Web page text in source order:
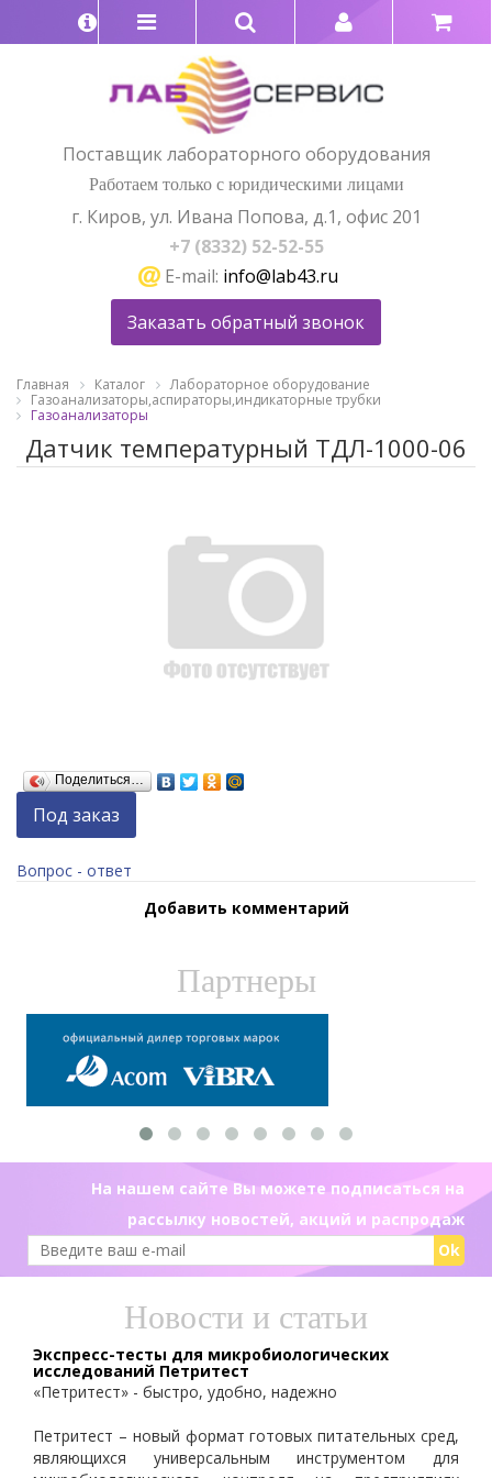
Поставщик лабораторного оборудования
Работаем только с юридическими лицами
г. Киров, ул. Ивана Попова, д.1, офис 201
+7 (8332) 52-52-55
E-mail: info@lab43.ru
Заказать обратный звонок
Главная Каталог
Лабораторное оборудование
Газоанализаторы,аспираторы,индикаторные трубки
Газоанализаторы
Датчик температурный ТДЛ-1000-06
Поделиться…
Под заказ
Вопрос - ответ
Добавить комментарий
Партнеры
На нашем сайте Вы можете подписаться на
рассылку новостей, акций и распродаж
Ok
Новости и статьи
Экспресс-тесты для микробиологических
исследований Петритест
«Петритест» - быстро, удобно, надежно
Петритест – новый формат готовых питательных сред,
являющихся универсальным инструментом для